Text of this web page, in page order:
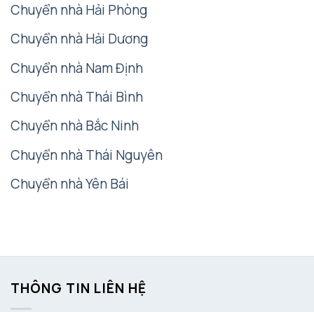
Chuyển nhà Hải Phòng
Chuyển nhà Hải Dương
Chuyển nhà Nam Định
Chuyển nhà Thái Bình
Chuyển nhà Bắc Ninh
Chuyển nhà Thái Nguyên
Chuyển nhà Yên Bái
THÔNG TIN LIÊN HỆ